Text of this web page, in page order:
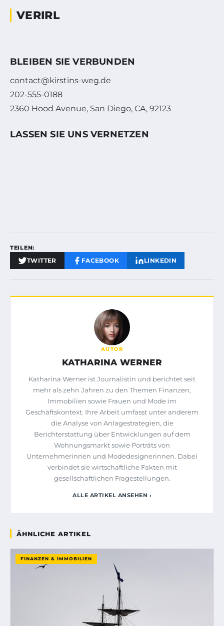
VERIRL
BLEIBEN SIE VERBUNDEN
contact@kirstins-weg.de
202-555-0188
2360 Hood Avenue, San Diego, CA, 92123
LASSEN SIE UNS VERNETZEN
TEILEN:
TWITTER FACEBOOK LINKEDIN
AUTOR
KATHARINA WERNER
Katharina Werner ist Journalistin und berichtet seit
mehr als zehn Jahren zu den Themen Finanzen,
Immobilien sowie Frauen und Mode im
Geschäftskontext. Ihre Arbeit umfasst unter anderem
die Analyse von Anlagestrategien, die
Berichterstattung über Entwicklungen auf dem
Wohnungsmarkt sowie Porträts von
Unternehmerinnen und Modedesignerinnen. Dabei
verbindet sie wirtschaftliche Fakten mit
gesellschaftlichen Fragestellungen.
ALLE ARTIKEL ANSEHEN ›
ÄHNLICHE ARTIKEL
FINANZEN & IMMOBILIEN